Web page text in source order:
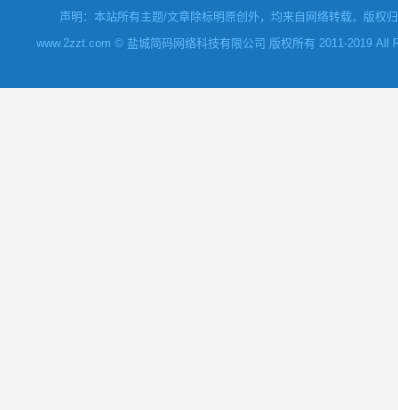
声明：本站所有主题/文章除标明原创外，均来自网络转载，版权
www.2zzt.com © 盐城简码网络科技有限公司 版权所有 2011-2019